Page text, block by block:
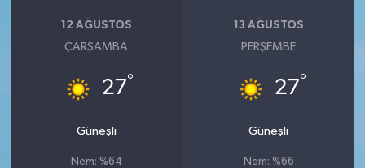
12 AĞUSTOS
ÇARŞAMBA
27°
Güneşli
Nem: %64
13 AĞUSTOS
PERŞEMBE
27°
Güneşli
Nem: %66